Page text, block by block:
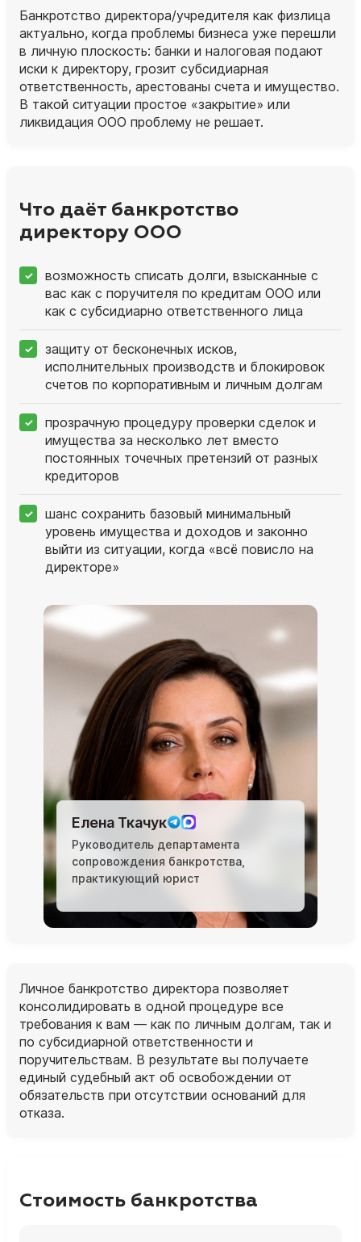
Банкротство директора/учредителя как физлица
актуально, когда проблемы бизнеса уже перешли
в личную плоскость: банки и налоговая подают
иски к директору, грозит субсидиарная
ответственность, арестованы счета и имущество.
В такой ситуации простое «закрытие» или
ликвидация ООО проблему не решает.
Что даёт банкротство
директору ООО
возможность списать долги, взысканные с
вас как с поручителя по кредитам ООО или
как с субсидиарно ответственного лица
защиту от бесконечных исков,
исполнительных производств и блокировок
счетов по корпоративным и личным долгам
прозрачную процедуру проверки сделок и
имущества за несколько лет вместо
постоянных точечных претензий от разных
кредиторов
шанс сохранить базовый минимальный
уровень имущества и доходов и законно
выйти из ситуации, когда «всё повисло на
директоре»
Елена Ткачук
Руководитель департамента
сопровождения банкротства,
практикующий юрист
Личное банкротство директора позволяет
консолидировать в одной процедуре все
требования к вам — как по личным долгам, так и
по субсидиарной ответственности и
поручительствам. В результате вы получаете
единый судебный акт об освобождении от
обязательств при отсутствии оснований для
отказа.
Стоимость банкротства